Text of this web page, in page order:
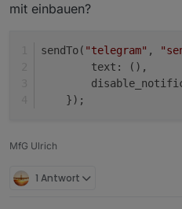
mit einbauen?
sendTo( "telegram" ,
        text: (),
    });
MfG Ulrich
1 Antwort